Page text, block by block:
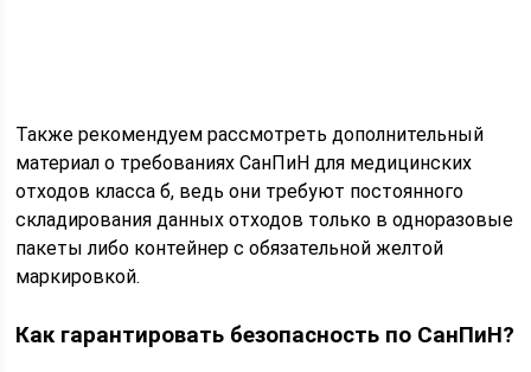
Также рекомендуем рассмотреть дополнительный
материал о требованиях СанПиН для медицинских
отходов класса б, ведь они требуют постоянного
складирования данных отходов только в одноразовые
пакеты либо контейнер с обязательной желтой
маркировкой.
Как гарантировать безопасность по СанПиН?